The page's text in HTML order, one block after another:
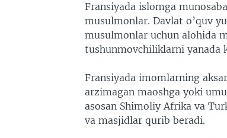
Fransiyada islomga
musulmonlar. Davlat o’quv
musulmonlar uchun alohida
tushunmovchiliklarni yanada
Fransiyada imomlarning
arzimagan maoshga yoki
asosan Shimoliy Afrika va
va masjidlar qurib beradi.